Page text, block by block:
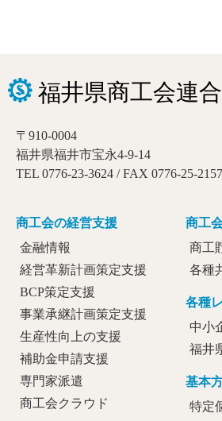
〒910-0004
福井県福井市宝永4-9-14
TEL 0776-23-3624 / FAX 0776-25-2157
商工会の経営支援
金融情報
経営革新計画策定支援
BCP策定支援
事業承継計画策定支援
生産性向上の支援
補助金申請支援
専門家派遣
商工会クラウド
商工
商工
各種
各種
中小
福井
基本
特定